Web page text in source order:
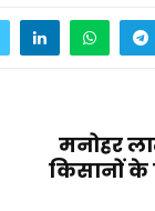
मनोहर
किसानों के